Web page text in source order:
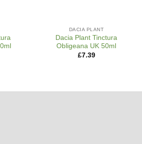
DACIA PLANT
Dacia Plant Tinctura
Obligeana UK 50ml
£7.39